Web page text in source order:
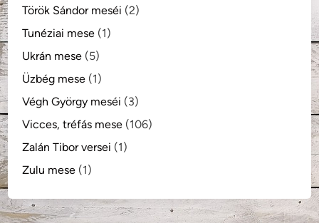
Török Sándor meséi (2)
Tunéziai mese (1)
Ukrán mese (5)
Üzbég mese (1)
Végh György meséi (3)
Vicces, tréfás mese (106)
Zalán Tibor versei (1)
Zulu mese (1)